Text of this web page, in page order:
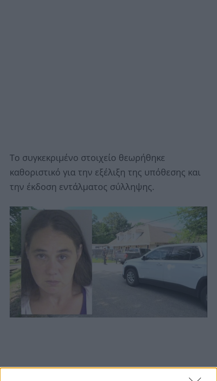
Το συγκεκριμένο στοιχείο θεωρήθηκε
καθοριστικό για την εξέλιξη της υπόθεσης και
την έκδοση εντάλματος σύλληψης.